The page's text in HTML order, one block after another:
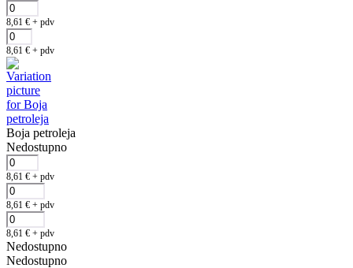
8,61 € + pdv
8,61 € + pdv
Boja petroleja
Nedostupno
8,61 € + pdv
8,61 € + pdv
8,61 € + pdv
Nedostupno
Nedostupno